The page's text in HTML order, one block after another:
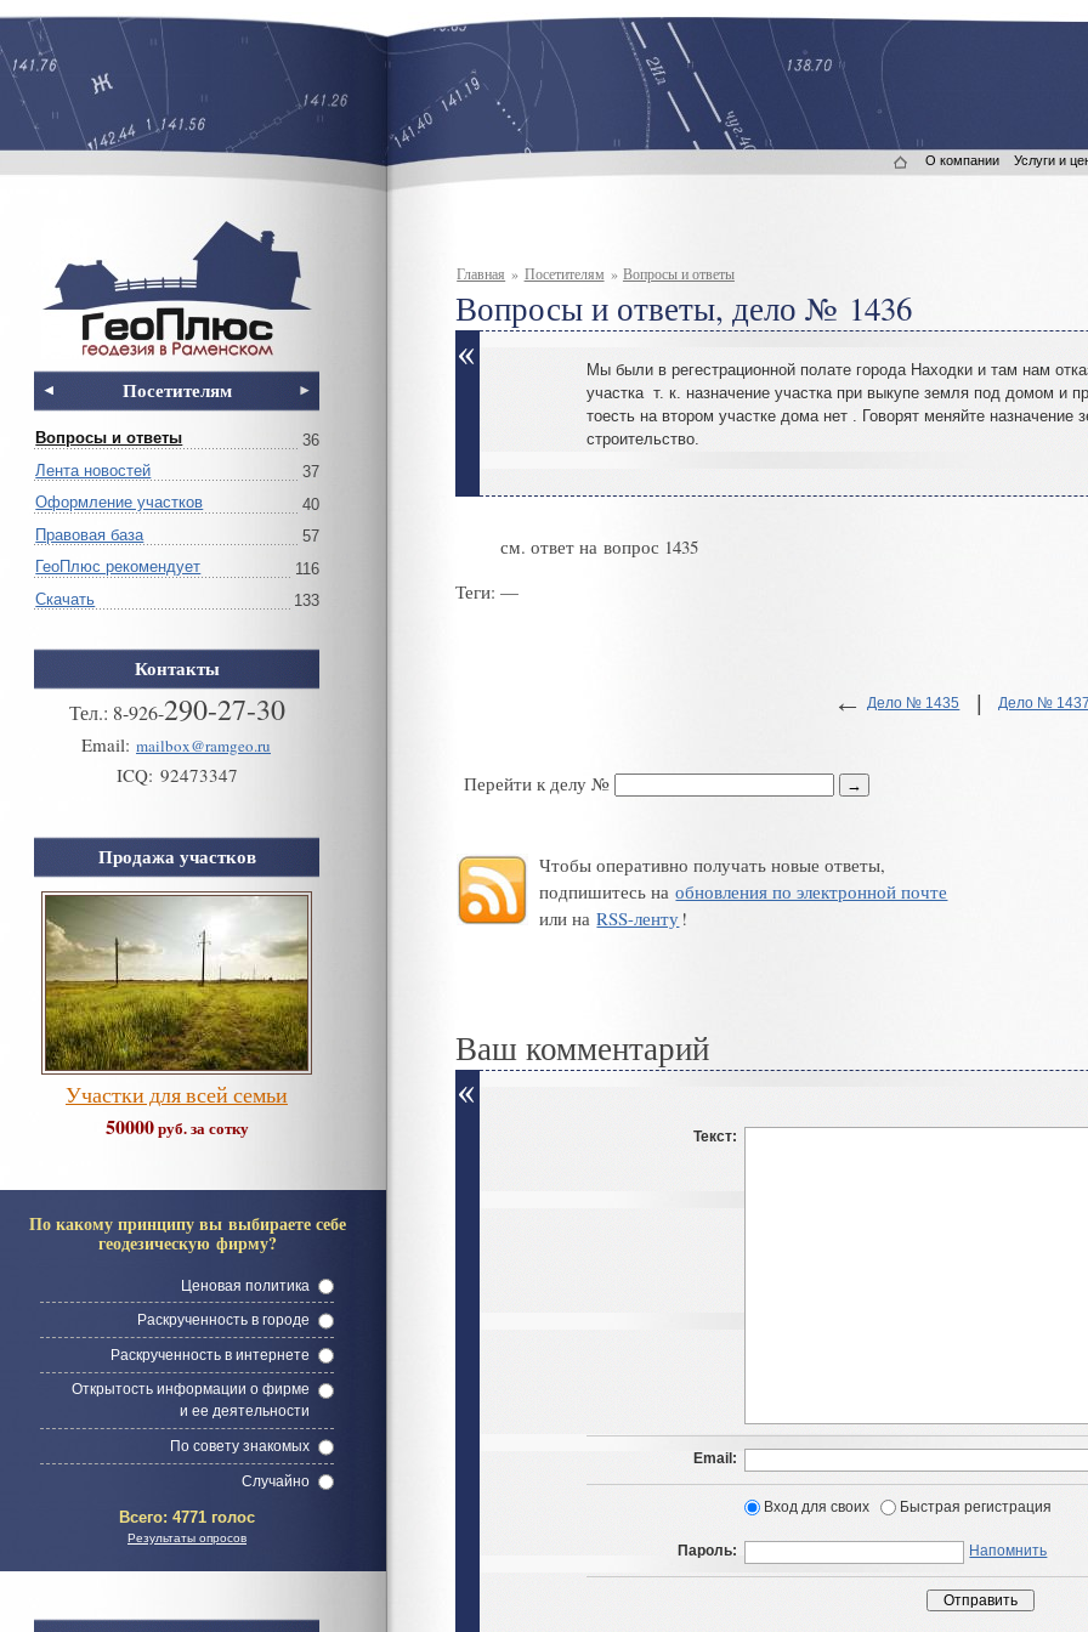
О компании Услуги и
Посетителям
Вопросы и ответы
36
Лента новостей
37
Оформление участков
40
Правовая база
57
ГеоПлюс рекомендует
116
Скачать
133
Контакты
Тел.: 8-926-290-27-30
Email: mailbox@ramgeo.ru
ICQ: 92473347
Продажа участков
Участки для всей семьи
50000руб. за сотку
По какому принципу вы выбираете себе
геодезическую фирму?
Ценовая политика
Раскрученность в городе
Раскрученность в интернете
Открытость информации о фирме
и ее деятельности
По совету знакомых
Случайно
Всего: 4771 голос
Результаты опросов
Главная » Посетителям » Вопросы и ответы
Вопросы и ответы, дело № 1436
Мы были в регестрационной полате города Находки и там нам
участка т. к. назначение участка при выкупе земля под домом и
тоесть на втором участке дома нет
Говорят меняйте
строительство.
см. ответ на вопрос 1435
Теги: —
← Дело № 1435 Дело №
Перейти к делу №
Чтобы оперативно получать новые ответы,
подпишитесь на обновления по электронной почте
или на RSS-ленту !
Ваш комментарий
Текст:
Email:
Вход для своих Быстрая регистрация
Пароль: Напомнить